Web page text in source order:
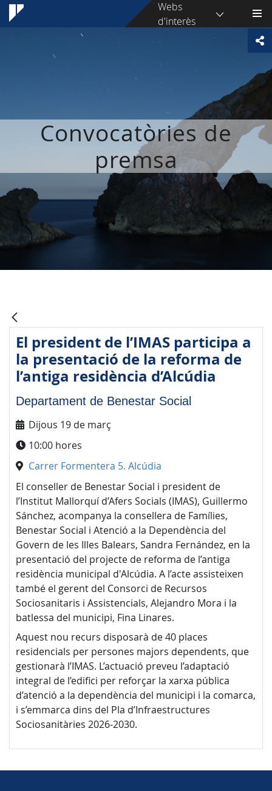
Webs
d'interès
Convocatòries de
premsa
El president de l’IMAS participa a
la presentació de la reforma de
l’antiga residència d’Alcúdia
Departament de Benestar Social
Dijous 19 de març
10:00 hores
Carrer Formentera 5. Alcúdia
El conseller de Benestar Social i president de
l’Institut Mallorquí d’Afers Socials (IMAS), Guillermo
Sánchez, acompanya la consellera de Famílies,
Benestar Social i Atenció a la Dependència del
Govern de les Illes Balears, Sandra Fernández, en la
presentació del projecte de reforma de l’antiga
residència municipal d'Alcúdia. A l’acte assisteixen
també el gerent del Consorci de Recursos
Sociosanitaris i Assistencials, Alejandro Mora i la
batlessa del municipi, Fina Linares.
Aquest nou recurs disposarà de 40 places
residencials per persones majors dependents, que
gestionarà l’IMAS. L’actuació preveu l’adaptació
integral de l’edifici per reforçar la xarxa pública
d’atenció a la dependència del municipi i la comarca,
i s’emmarca dins del Pla d’Infraestructures
Sociosanitàries 2026-2030.